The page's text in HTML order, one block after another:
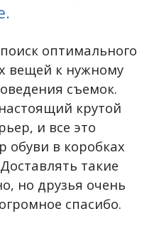
оптимального
вещей к нужному
съемок.
крутой
и все это
обуви в коробках
такие
но друзья очень
спасибо.